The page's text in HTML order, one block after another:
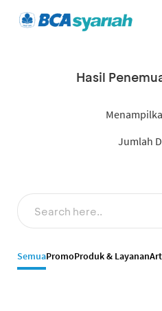
Hasil
Jumlah
SemuaPromoProduk & Layanan